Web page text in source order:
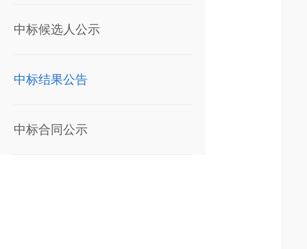
中标候选人公示
中标结果公告
中标合同公示